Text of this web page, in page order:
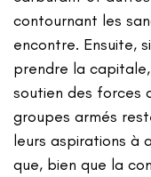
contournant les
encontre. Ensuite,
prendre la
soutien des forces
groupes armés
leurs aspirations à
que, bien que la